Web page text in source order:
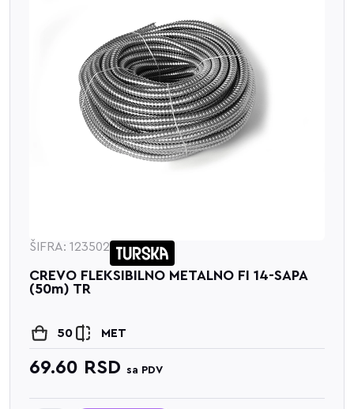
ŠIFRA: 123502
CREVO FLEKSIBILNO METALNO FI 14-SAPA
(50m) TR
50 MET
69.60 RSD sa PDV